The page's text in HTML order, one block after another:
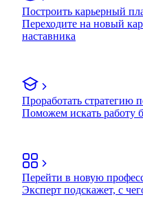
Построить карьерный
Переходите на новый
наставника
Проработать стратегию
Поможем искать работу
Перейти в новую
Эксперт подскажет, с